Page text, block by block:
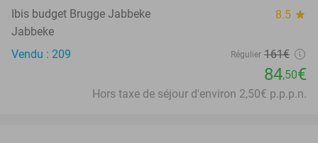
Ibis budget Brugge Jabbeke 8.5 star
Jabbeke
Vendu : 209
Régulier 161€
84,50€
Hors taxe de séjour d'environ 2,50€ p.p.p.n.